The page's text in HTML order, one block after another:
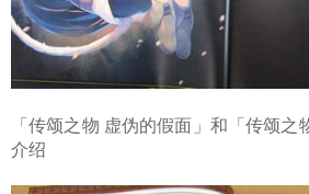
「传颂之物 虚伪的假面」和「传颂
介绍